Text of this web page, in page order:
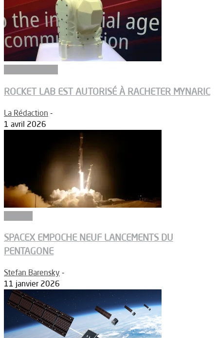
ROCKET LAB EST AUTORISÉ À RACHETER MYNARIC
La Rédaction -
1 avril 2026
SPACEX EMPOCHE NEUF LANCEMENTS DU
PENTAGONE
Stefan Barensky -
11 janvier 2026